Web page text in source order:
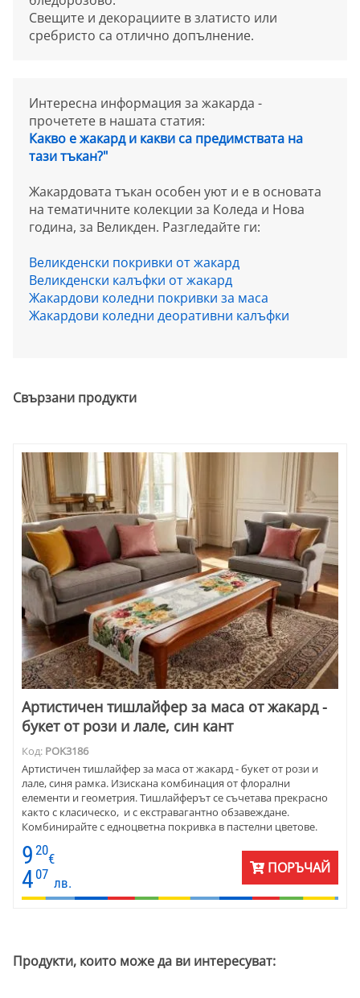
Свещите и декорациите в златисто или
сребристо са отлично допълнение.
Интересна информация за жакарда -
прочетете в нашата статия:
Какво е жакард и какви са предимствата на
тази тъкан?"
Жакардовата тъкан особен уют и е в основата
на тематичните колекции за Коледа и Нова
година, за Великден. Разгледайте ги:
Великденски покривки от жакард
Великденски калъфки от жакард
Жакардови коледни покривки за маса
Жакардови коледни деоративни калъфки
Свързани продукти
Артистичен тишлайфер за маса от жакард -
букет от рози и лале, син кант
Код: POK3186
Артистичен тишлайфер за маса от жакард - букет от рози и
лале, синя рамка. Изискана комбинация от флорални
елементи и геометрия. Тишлайферът се съчетава прекрасно
както с класическо, и с екстравагантно обзавеждане.
Комбинирайте с едноцветна покривка в пастелни цветове.
трапезна маса за декорация. Съчетайте със сребърни
прибори и свeщници.
9 20
€
4 07
лв.
ПОРЪЧАЙ
Продукти, които може да ви интересуват: